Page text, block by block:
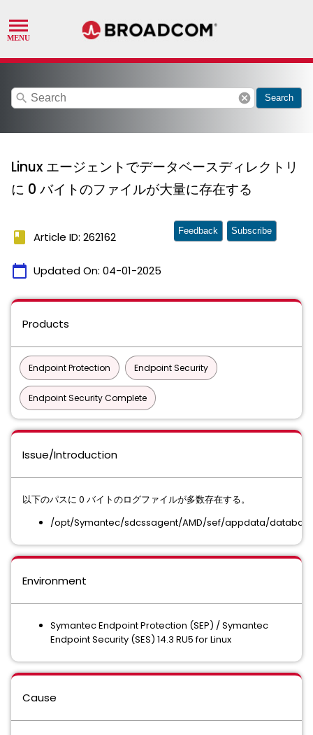
search cancel Search
Linux エージェントでデータベースディレクトリ
に 0 バイトのファイルが大量に存在する
book Article ID: 262162
calendar_today Updated On: 04-01-2025
Feedback Subscribe
Products
Endpoint Protection Endpoint Security
Endpoint Security Complete
Issue/Introduction
以下のパスに 0 バイトのログファイルが多数存在する。
/opt/Symantec/sdcssagent/AMD/sef/appdata/
Environment
Symantec Endpoint Protection (SEP) / Symantec
Endpoint Security (SES) 14.3 RU5 for Linux
Cause